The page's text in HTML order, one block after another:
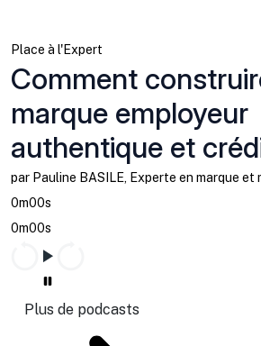
Place à l'Expert
Comment
marque employeur
authentique et
par Pauline BASILE, Experte en marque et
0m00s
0m00s
Plus de podcasts